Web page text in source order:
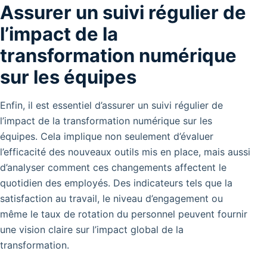
Assurer un suivi régulier de
l’impact de la
transformation numérique
sur les équipes
Enfin, il est essentiel d’assurer un suivi régulier de
l’impact de la transformation numérique sur les
équipes. Cela implique non seulement d’évaluer
l’efficacité des nouveaux outils mis en place, mais aussi
d’analyser comment ces changements affectent le
quotidien des employés. Des indicateurs tels que la
satisfaction au travail, le niveau d’engagement ou
même le taux de rotation du personnel peuvent fournir
une vision claire sur l’impact global de la
transformation.